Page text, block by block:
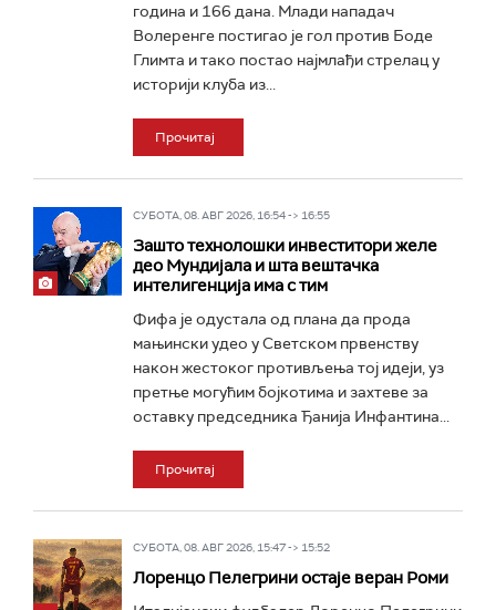
година и 166 дана. Млади нападач
Волеренге постигао је гол против Боде
Глимта и тако постао најмлађи стрелац у
историји клуба из...
Прочитај
СУБОТА, 08. АВГ 2026, 16:54 -> 16:55
Зашто технолошки инвеститори желе
део Мундијала и шта вештачка
интелигенција има с тим
Фифа је одустала од плана да прода
мањински удео у Светском првенству
након жестоког противљења тој идеји, уз
претње могућим бојкотима и захтеве за
оставку председника Ђанија Инфантина...
Прочитај
СУБОТА, 08. АВГ 2026, 15:47 -> 15:52
Лоренцо Пелегрини остаје веран Роми